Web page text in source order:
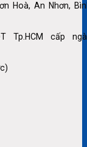
Hoà, An Nhơn,
Tp.HCM cấp